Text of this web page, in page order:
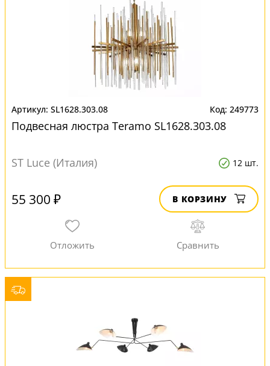
SL1628.303.08 249773
Подвесная люстра Teramo SL1628.303.08
ST Luce (Италия) 12 шт.
55 300 ₽ В КОРЗИНУ